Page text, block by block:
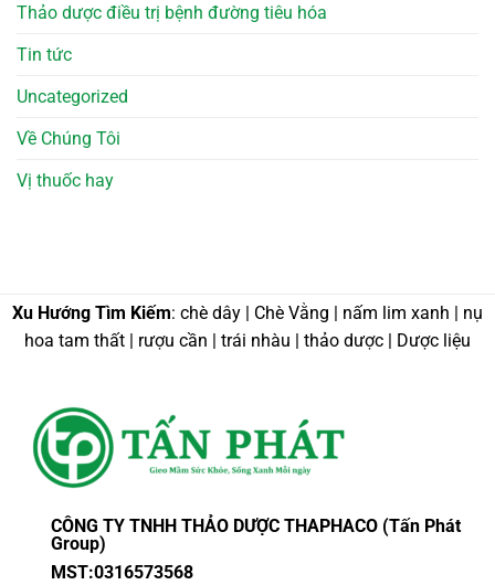
Thảo dược điều trị bệnh đường tiêu hóa
Tin tức
Uncategorized
Về Chúng Tôi
Vị thuốc hay
Xu Hướng Tìm Kiếm: chè dây | Chè Vằng | nấm lim xanh | nụ
hoa tam thất | rượu cần | trái nhàu | thảo dược | Dược liệu
CÔNG TY TNHH THẢO DƯỢC THAPHACO (Tấn Phát
Group)
MST:0316573568